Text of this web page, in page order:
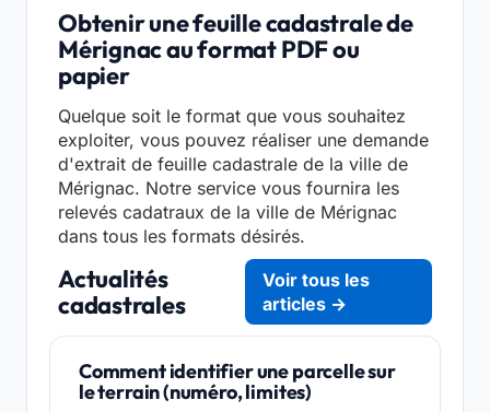
Obtenir une feuille cadastrale de
Mérignac au format PDF ou
papier
Quelque soit le format que vous souhaitez
exploiter, vous pouvez réaliser une demande
d'extrait de feuille cadastrale de la ville de
Mérignac. Notre service vous fournira les
relevés cadatraux de la ville de Mérignac
dans tous les formats désirés.
Actualités
cadastrales
Voir tous les
articles →
Comment identifier une parcelle sur
le terrain (numéro, limites)